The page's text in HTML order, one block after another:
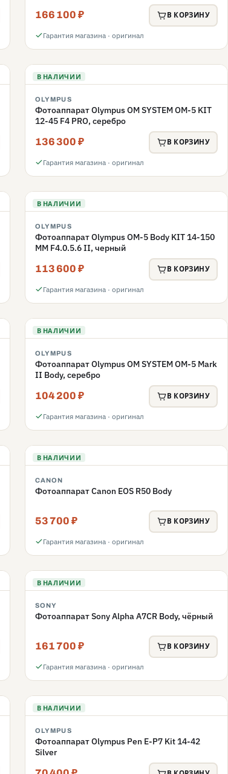
166 100 ₽ В КОРЗИНУ
Гарантия магазина · оригинал
В НАЛИЧИИ
OLYMPUS
Фотоаппарат Olympus OM SYSTEM OM-5 KIT
12-45 F4 PRO, серебро
136 300 ₽ В КОРЗИНУ
Гарантия магазина · оригинал
В НАЛИЧИИ
OLYMPUS
Фотоаппарат Olympus OM-5 Body KIT 14-150
MM F4.0.5.6 II, черный
113 600 ₽ В КОРЗИНУ
Гарантия магазина · оригинал
В НАЛИЧИИ
OLYMPUS
Фотоаппарат Olympus OM SYSTEM OM-5 Mark
II Body, серебро
104 200 ₽ В КОРЗИНУ
Гарантия магазина · оригинал
В НАЛИЧИИ
CANON
Фотоаппарат Canon EOS R50 Body
53 700 ₽ В КОРЗИНУ
Гарантия магазина · оригинал
В НАЛИЧИИ
SONY
Фотоаппарат Sony Alpha A7CR Body, чёрный
161 700 ₽ В КОРЗИНУ
Гарантия магазина · оригинал
В НАЛИЧИИ
OLYMPUS
Фотоаппарат Olympus Pen E-P7 Kit 14-42
Silver